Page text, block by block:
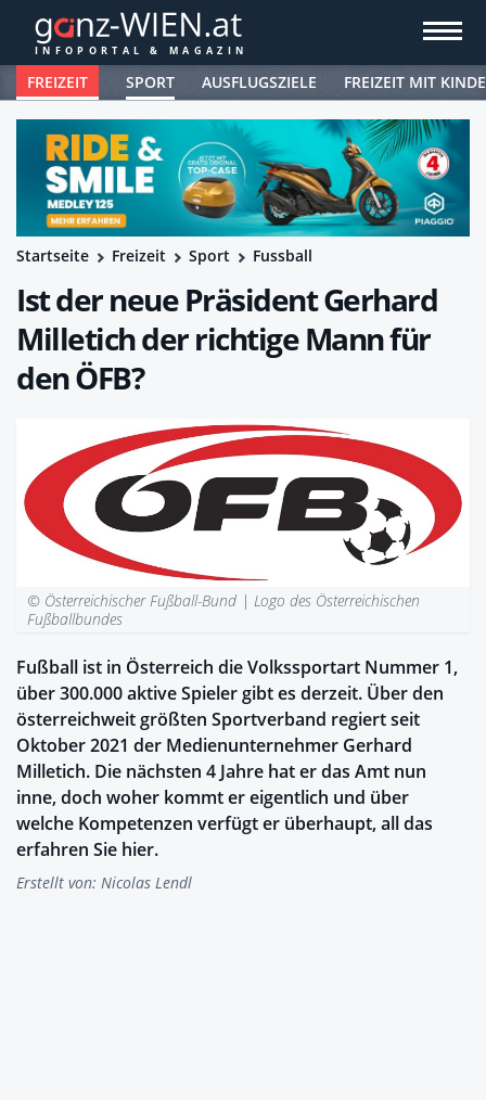
FREIZEIT SPORT AUSFLUGSZIELE FREIZEIT MIT
Startseite Freizeit Sport Fussball
Ist der neue Präsident Gerhard
Milletich der richtige Mann für
den ÖFB?
© Österreichischer Fußball-Bund |Logo des Österreichischen
Fußballbundes
Fußball ist in Österreich die Volkssportart Nummer 1,
über 300.000 aktive Spieler gibt es derzeit. Über den
österreichweit größten Sportverband regiert seit
Oktober 2021 der Medienunternehmer Gerhard
Milletich. Die nächsten 4 Jahre hat er das Amt nun
inne, doch woher kommt er eigentlich und über
welche Kompetenzen verfügt er überhaupt, all das
erfahren Sie hier.
Erstellt von: Nicolas Lendl